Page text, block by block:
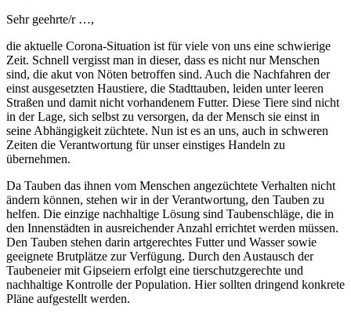
Sehr geehrte/r …,
die aktuelle Corona-Situation ist für viele von uns eine schwierige
Zeit. Schnell vergisst man in dieser, dass es nicht nur Menschen
sind, die akut von Nöten betroffen sind. Auch die Nachfahren der
einst ausgesetzten Haustiere, die Stadttauben, leiden unter leeren
Straßen und damit nicht vorhandenem Futter. Diese Tiere sind nicht
in der Lage, sich selbst zu versorgen, da der Mensch sie einst in
seine Abhängigkeit züchtete. Nun ist es an uns, auch in schweren
Zeiten die Verantwortung für unser einstiges Handeln zu
übernehmen.
Da Tauben das ihnen vom Menschen angezüchtete Verhalten nicht
ändern können, stehen wir in der Verantwortung, den Tauben zu
helfen. Die einzige nachhaltige Lösung sind Taubenschläge, die in
den Innenstädten in ausreichender Anzahl errichtet werden müssen.
Den Tauben stehen darin artgerechtes Futter und Wasser sowie
geeignete Brutplätze zur Verfügung. Durch den Austausch der
Taubeneier mit Gipseiern erfolgt eine tierschutzgerechte und
nachhaltige Kontrolle der Population. Hier sollten dringend konkrete
Pläne aufgestellt werden.